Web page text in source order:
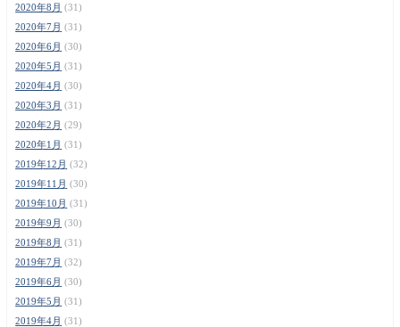
2020年8月 (31)
2020年7月 (31)
2020年6月 (30)
2020年5月 (31)
2020年4月 (30)
2020年3月 (31)
2020年2月 (29)
2020年1月 (31)
2019年12月 (32)
2019年11月 (30)
2019年10月 (31)
2019年9月 (30)
2019年8月 (31)
2019年7月 (32)
2019年6月 (30)
2019年5月 (31)
2019年4月 (31)